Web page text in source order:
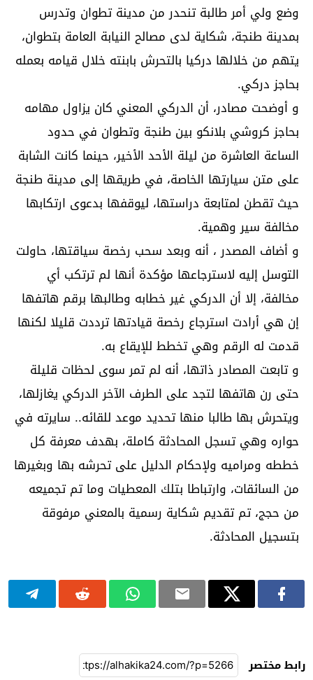
وضع ولي أمر طالبة تنحدر من مدينة تطوان وتدرس
بمدينة طنجة، شكاية لدى مصالح النيابة العامة بتطوان،
يتهم من خلالها دركيا بالتحرش بابنته خلال قيامه بعمله
بحاجز دركي.
و أوضحت مصادر، أن الدركي المعني كان يزاول مهامه
بحاجز كروشي بلانكو بين طنجة وتطوان في حدود
الساعة العاشرة من ليلة الأحد الأخير، حينما كانت الشابة
على متن سيارتها الخاصة، في طريقها إلى مدينة طنجة
حيث تقطن لمتابعة دراستها، ليوقفها بدعوى ارتكابها
مخالفة سير وهمية.
و أضاف المصدر ، أنه وبعد سحب رخصة سياقتها، حاولت
التوسل إليه لاسترجاعها مؤكدة أنها لم ترتكب أي
مخالفة، إلا أن الدركي غير خطابه وطالبها برقم هاتفها
إن هي أرادت استرجاع رخصة قيادتها ترددت قليلا لكنها
قدمت له الرقم وهي تخطط للإيقاع به.
و تابعت المصادر ذاتها، أنه لم تمر سوى لحظات قليلة
حتى رن هاتفها لتجد على الطرف الآخر الدركي يغازلها،
ويتحرش بها طالبا منها تحديد موعد للقائه.. سايرته في
حواره وهي تسجل المحادثة كاملة، بهدف معرفة كل
خططه ومراميه ولإحكام الدليل على تحرشه بها وبغيرها
من السائقات، وارتباطا بتلك المعطيات وما تم تجميعه
من حجج، تم تقديم شكاية رسمية بالمعني مرفوقة
بتسجيل المحادثة.
رابط مختصر